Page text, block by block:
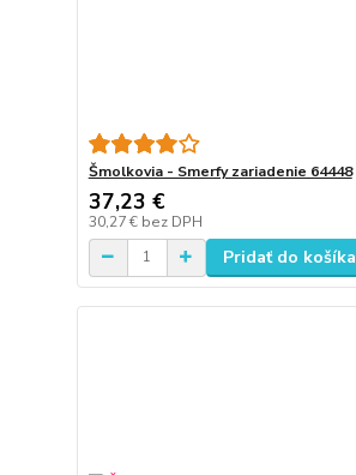
Šmolkovia - Smerfy zariadenie 64448
37,23 €
30,27 € bez DPH
Pridať do košíka